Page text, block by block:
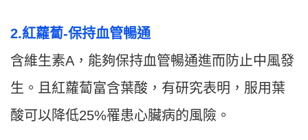
2.紅蘿蔔-保持血管暢通
含維生素A，能夠保持血管暢通進而防止中風發
生。且紅蘿蔔富含葉酸，有研究表明，服用葉
酸可以降低25%罹患心臟病的風險。